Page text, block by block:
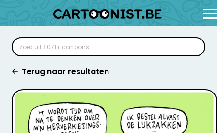
Terug naar resultaten